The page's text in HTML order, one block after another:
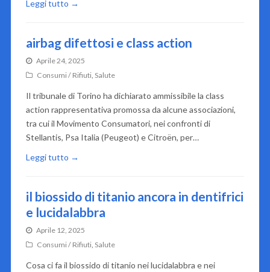
Leggi tutto →
airbag difettosi e class action
Aprile 24, 2025
Consumi / Rifiuti, Salute
Il tribunale di Torino ha dichiarato ammissibile la class
action rappresentativa promossa da alcune associazioni,
tra cui il Movimento Consumatori, nei confronti di
Stellantis, Psa Italia (Peugeot) e Citroën, per…
Leggi tutto →
il biossido di titanio ancora in dentifrici
e lucidalabbra
Aprile 12, 2025
Consumi / Rifiuti, Salute
Cosa ci fa il biossido di titanio nei lucidalabbra e nei